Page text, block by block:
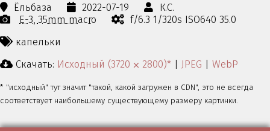
Ёльбаза 2022-07-19
К.С.
E-3 35mm macro
f/6.3 1/320s ISO640 35.0
капельки
Скачать: Исходный (3720 ⨉ 2800)* | JPEG | WebP
* "исходный" тут значит "такой, какой загружен в CDN", это не всегда
соответствует наибольшему существующему размеру картинки.